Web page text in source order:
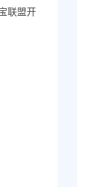
联盟开